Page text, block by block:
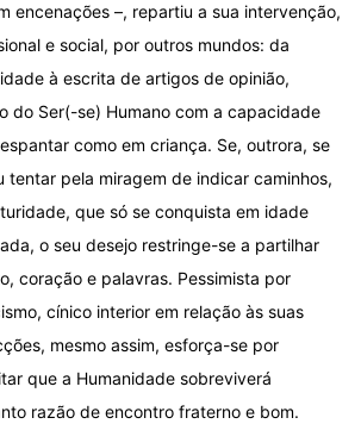
encenações –, repartiu a sua intervenção,
e social, por outros mundos: da
à escrita de artigos de opinião,
do Ser(-se) Humano com a capacidade
como em criança. Se, outrora, se
tentar pela miragem de indicar caminhos,
que só se conquista em idade
o seu desejo restringe-se a partilhar
coração e palavras. Pessimista por
cínico interior em relação às suas
mesmo assim, esforça-se por
que a Humanidade sobreviverá
razão de encontro fraterno e bom.